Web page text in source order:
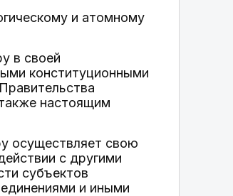
и атомному
в своей
конституционными
настоящим
осуществляет свою
с другими
субъектов
и иными